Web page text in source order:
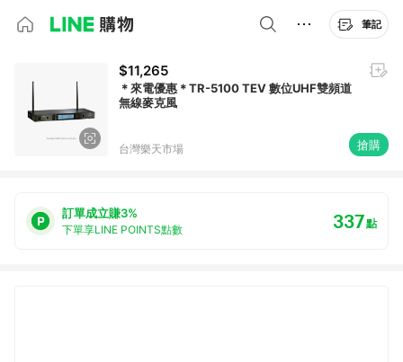
筆記
$11,265
＊來電優惠＊TR-5100 TEV 數位UHF雙頻道
無線麥克風
台灣樂天市場 搶購
訂單成立賺3%
下單享LINE POINTS點數 337點